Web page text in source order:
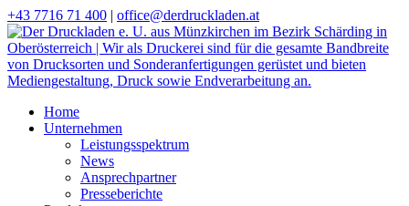
+43 7716 71 400 | office@derdruckladen.at
Home
Unternehmen
Leistungsspektrum
News
Ansprechpartner
Presseberichte